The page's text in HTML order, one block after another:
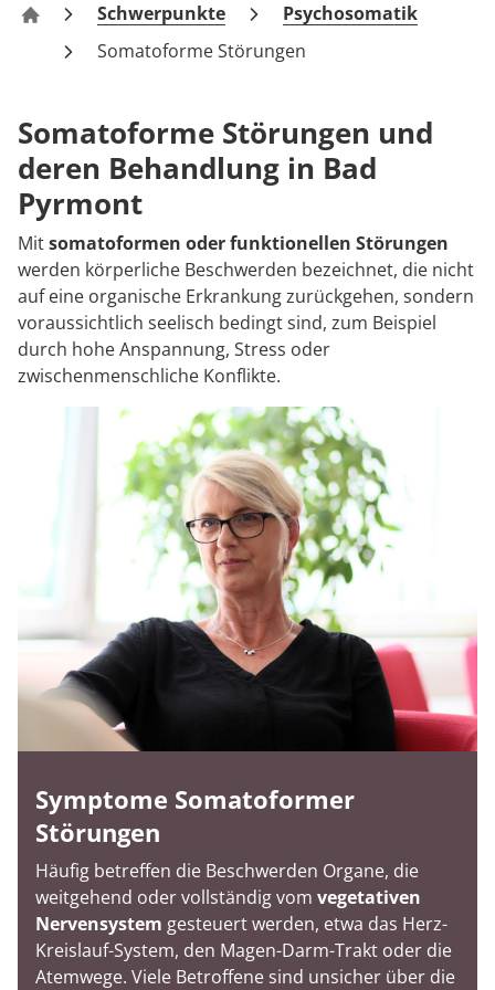
Blog
Zentrum für Verhaltensmedizin Bad Pyrmont –
Schwerpunkte
Psychosomatik
Somatoforme Störungen
Somatoforme Störungen und
deren Behandlung in Bad
Pyrmont
Mitsomatoformen oder funktionellen Störungen
werden körperliche Beschwerden bezeichnet, die nicht
auf eine organische Erkrankung zurückgehen, sondern
voraussichtlich seelisch bedingt sind, zum Beispiel
durch hohe Anspannung, Stress oder
zwischenmenschliche Konflikte.
Symptome Somatoformer
Störungen
Häufig betreffen die Beschwerden Organe, die
weitgehend oder vollständig vom vegetativen
Nervensystem gesteuert werden, etwa das Herz-
Kreislauf-System, den Magen-Darm-Trakt oder die
Atemwege. Viele Betroffene sind unsicher über die